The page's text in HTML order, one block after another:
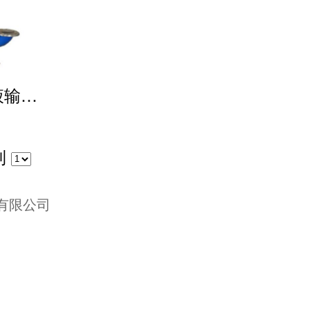
CCB型餐厨垃圾浆液输送泵
限公司